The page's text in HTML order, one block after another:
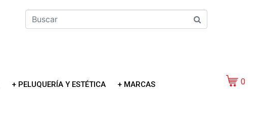
+ PELUQUERÍA Y ESTÉTICA + MARCAS 0